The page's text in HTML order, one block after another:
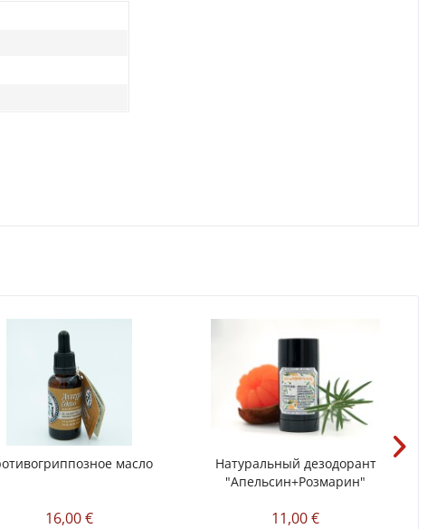
масло
16,00 €
Натуральный дезодорант
"Апельсин+Розмарин"
11,00 €